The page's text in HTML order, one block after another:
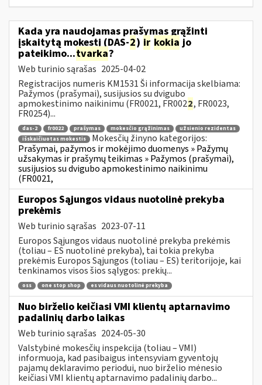
Kada yra naudojamas prašymas grąžinti
įskaitytą mokestį (DAS-2) ir kokia jo
pateikimo...tvarka?
Web turinio sąrašas 2025-04-02
Registracijos numeris KM1531 Ši informacija skelbiama:
Pažymos (prašymai), susijusios su dvigubo
apmokestinimo naikinimu (FR0021, FR0022, FR0023,
FR0254)...
das-2 fr0022 prašymas mokesčio grąžinimas
užsienio rezidentas
išskaičiuotas mokestis
Mokesčių žinyno kategorijos:
Prašymai, pažymos ir mokėjimo duomenys » Pažymų
užsakymas ir prašymų teikimas » Pažymos (prašymai),
susijusios su dvigubo apmokestinimo naikinimu
(FR0021,
Europos Sąjungos vidaus nuotolinė prekyba
prekėmis
Web turinio sąrašas 2023-07-11
Europos Sąjungos vidaus nuotolinė prekyba prekėmis
(toliau – ES nuotolinė prekyba), tai tokia prekyba
prekėmis Europos Sąjungos (toliau – ES) teritorijoje, kai
tenkinamos visos šios sąlygos: prekių...
oss one stop shop es vidaus nuotolinė prekyba
Nuo birželio keičiasi VMI klientų aptarnavimo
padalinių darbo laikas
Web turinio sąrašas 2024-05-30
Valstybinė mokesčių inspekcija (toliau – VMI)
informuoja, kad pasibaigus intensyviam gyventojų
pajamų deklaravimo periodui, nuo birželio mėnesio
keičiasi VMI klientų aptarnavimo padalinių darbo...